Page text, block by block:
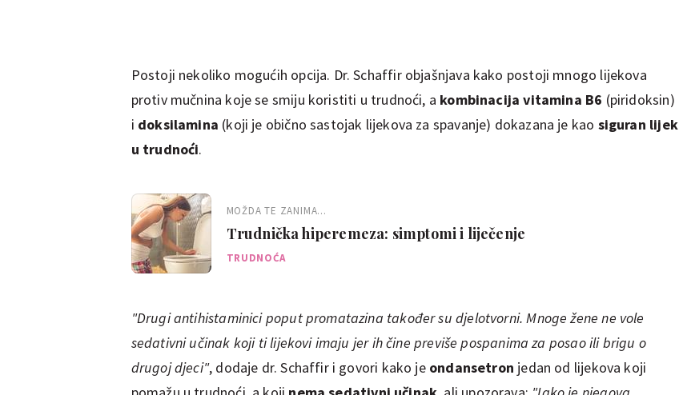
Postoji nekoliko mogućih opcija. Dr. Schaffir objašnjava kako postoji mnogo lijekova
protiv mučnina koje se smiju koristiti u trudnoći, a kombinacija vitamina B6 (piridoksin)
i doksilamina (koji je obično sastojak lijekova za spavanje) dokazana je kao siguran lijek
u trudnoći.
MOŽDA TE ZANIMA...
Trudnička hiperemeza: simptomi i liječenje
TRUDNOĆA
"Drugi antihistaminici poput promatazina također su djelotvorni. Mnoge žene ne vole
sedativni učinak koji ti lijekovi imaju jer ih čine previše pospanima za posao ili brigu o
drugoj djeci", dodaje dr. Schaffir i govori kako je ondansetron jedan od lijekova koji